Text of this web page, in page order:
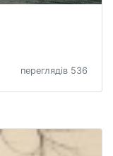
переглядів 536